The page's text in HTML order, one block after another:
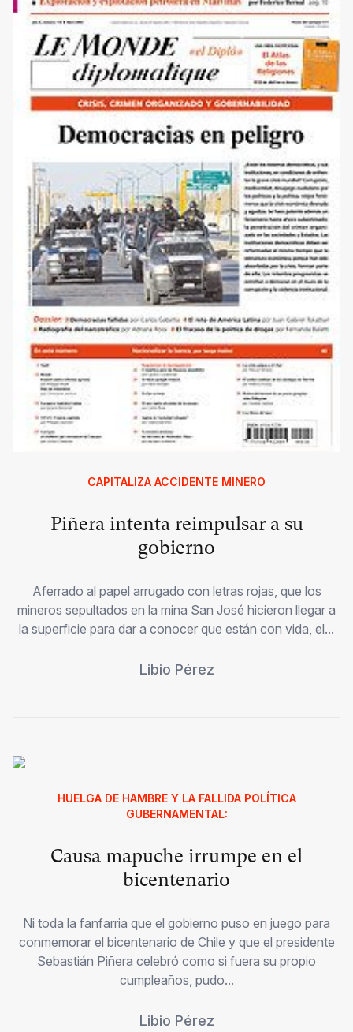
CAPITALIZA ACCIDENTE MINERO
Piñera intenta reimpulsar a su
gobierno
Aferrado al papel arrugado con letras rojas, que los
mineros sepultados en la mina San José hicieron llegar a
la superficie para dar a conocer que están con vida, el...
Libio Pérez
HUELGA DE HAMBRE Y LA FALLIDA POLÍTICA
GUBERNAMENTAL:
Causa mapuche irrumpe en el
bicentenario
Ni toda la fanfarria que el gobierno puso en juego para
conmemorar el bicentenario de Chile y que el presidente
Sebastián Piñera celebró como si fuera su propio
cumpleaños, pudo...
Libio Pérez